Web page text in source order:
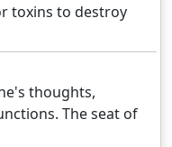
toxins to destroy
thoughts,
The seat of